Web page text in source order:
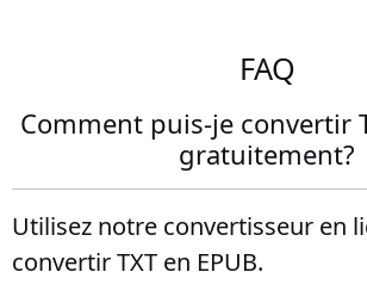
FAQ
Comment puis-je convertir
gratuitement?
Utilisez notre convertisseur en
convertir TXT en EPUB.